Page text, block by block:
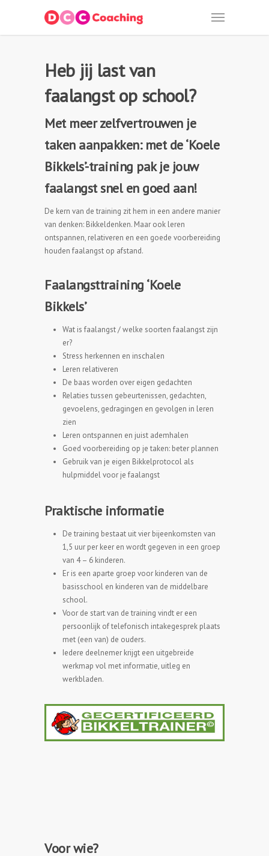
Heb jij last van
faalangst op school?
Met meer zelfvertrouwen je
taken aanpakken: met de ‘Koele
Bikkels’-training pak je jouw
faalangst snel en goed aan!
De kern van de training zit hem in een andere manier
van denken: Bikkeldenken. Maar ook leren
ontspannen, relativeren en een goede voorbereiding
houden faalangst op afstand.
Faalangsttraining ‘Koele
Bikkels’
Wat is faalangst / welke soorten faalangst zijn
er?
Stress herkennen en inschalen
Leren relativeren
De baas worden over eigen gedachten
Relaties tussen gebeurtenissen, gedachten,
gevoelens, gedragingen en gevolgen in leren
zien
Leren ontspannen en juist ademhalen
Goed voorbereiding op je taken: beter plannen
Gebruik van je eigen Bikkelprotocol als
hulpmiddel voor je faalangst
Praktische informatie
De training bestaat uit vier bijeenkomsten van
1,5 uur per keer en wordt gegeven in een groep
van 4 – 6 kinderen.
Er is een aparte groep voor kinderen van de
basisschool en kinderen van de middelbare
school.
Voor de start van de training vindt er een
persoonlijk of telefonisch intakegesprek plaats
met (een van) de ouders.
Iedere deelnemer krijgt een uitgebreide
werkmap vol met informatie, uitleg en
werkbladen.
Voor wie?